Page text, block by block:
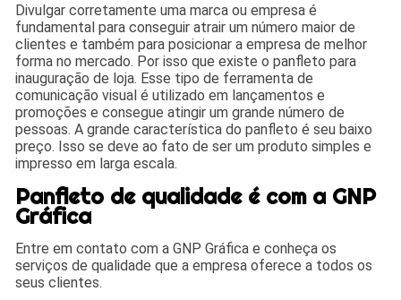
Divulgar corretamente uma marca ou empresa é
fundamental para conseguir atrair um número maior de
clientes e também para posicionar a empresa de melhor
forma no mercado. Por isso que existe o panfleto para
inauguração de loja. Esse tipo de ferramenta de
comunicação visual é utilizado em lançamentos e
promoções e consegue atingir um grande número de
pessoas. A grande característica do panfleto é seu baixo
preço. Isso se deve ao fato de ser um produto simples e
impresso em larga escala.
Panfleto de qualidade é com a GNP
Gráfica
Entre em contato com a GNP Gráfica e conheça os
serviços de qualidade que a empresa oferece a todos os
seus clientes.